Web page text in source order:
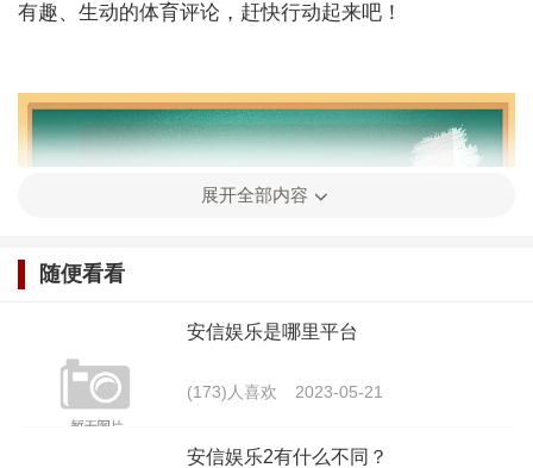
有趣、生动的体育评论，赶快行动起来吧！
展开全部内容
随便看看
安信娱乐是哪里平台
(173)人喜欢 2023-05-21
安信娱乐2有什么不同？